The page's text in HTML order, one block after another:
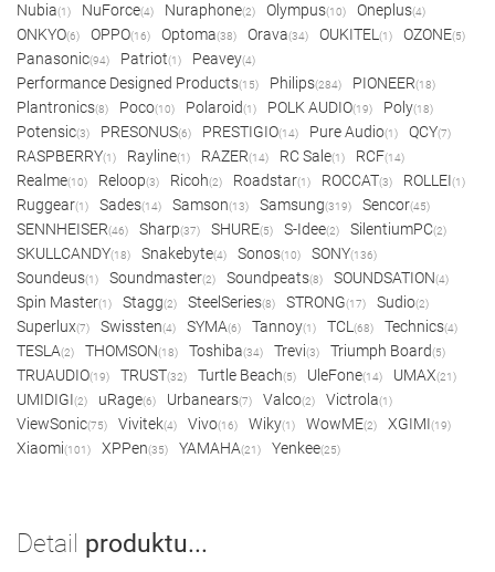
Nubia(1) NuForce(4) Nuraphone(2) Olympus(10) Oneplus(4)
ONKYO(6) OPPO(16) Optoma(38) Orava(34) OUKITEL (1) OZONE(5)
Panasonic(94) Patriot(1) Peavey(4)
Performance Designed Products(15) Philips(284) PIONEER(18)
Plantronics(8) Poco(10) Polaroid(1) POLK AUDIO(19) Poly(18)
Potensic(3) PRESONUS(6) PRESTIGIO(14) Pure Audio(1) QCY(7)
RASPBERRY(1) Rayline(1) RAZER(14) RC Sale(1) RCF(14)
Realme(10) Reloop(3) Ricoh(2) Roadstar(1) ROCCAT(3) ROLLEI(1)
Ruggear(1) Sades(14) Samson(13) Samsung(319) Sencor(45)
SENNHEISER(46) Sharp(37) SHURE(5) S-Idee(2) SilentiumPC(2)
SKULLCANDY(18) Snakebyte(4) Sonos(10) SONY(136)
Soundeus(1) Soundmaster(2) Soundpeats(8) SOUNDSATION(4)
Spin Master(1) Stagg(2) SteelSeries(8) STRONG(17) Sudio(2)
Superlux(7) Swissten(4) SYMA(6) Tannoy(1) TCL (68) Technics(4)
TESLA(2) THOMSON(18) Toshiba(34) Trevi(3) Triumph Board(5)
TRUAUDIO(19) TRUST(32) Turtle Beach(5) UleFone(14) UMAX(21)
UMIDIGI(2) uRage(6) Urbanears(7) Valco(2) Victrola(1)
ViewSonic(75) Vivitek(4) Vivo(16) Wiky(1) WowME(2) XGIMI(19)
Xiaomi(101) XPPen(35) YAMAHA(21) Yenkee(25)
Detail produktu...